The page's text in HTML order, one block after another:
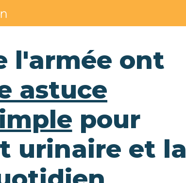
l'armée ont
astuce
pour
urinaire et la